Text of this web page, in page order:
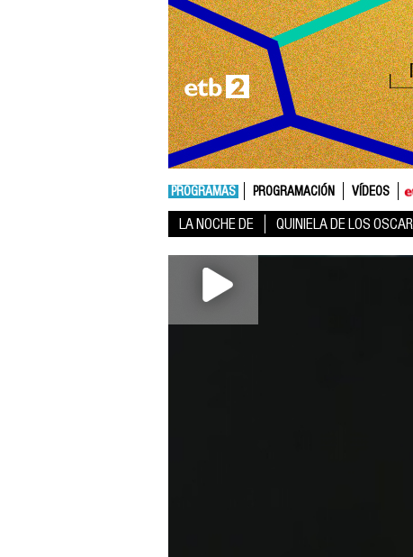
PROGRAMAS PROGRAMACIÓN VÍDEOS
LA NOCHE DE QUINIELA DE LOS OSCAR